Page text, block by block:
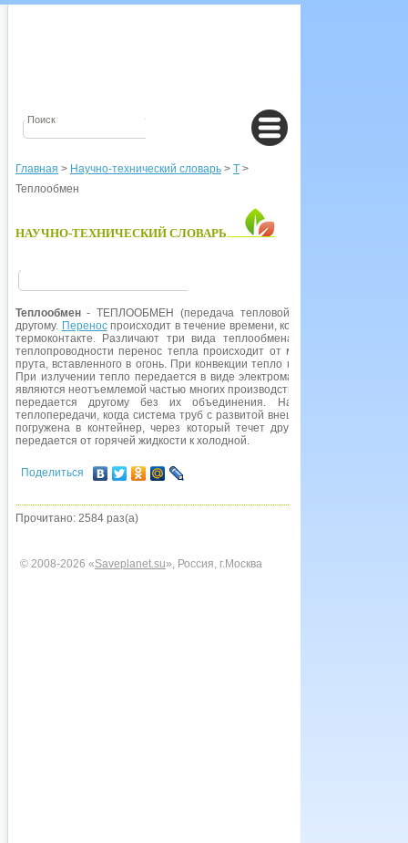
Главная > Научно-технический словарь > Т >
Теплообмен
НАУЧНО-ТЕХНИЧЕСКИЙ СЛОВАРЬ
Теплообмен - ТЕПЛООБМЕН (передача тепловой энергии), процесс
другому. Переноспроисходит в течение времени, когда два или более
термоконтакте. Различают три вида теплообмена:
теплопроводности перенос тепла происходит от молекулы к молекуле
прута, вставленного в огонь. При конвекции тепло переносится
При излучении тепло передается в виде электромагнитных волн, как
являются неотъемлемой частью многих производственных процессов,
передается другому без их объединения. Наиболее простой
теплопередачи, когда система труб с развитой внешней поверхностью
погружена в контейнер, через который течет другая, холодная
передается от горячей жидкости к холодной.
Поделиться
Прочитано: 2584 раз(а)
© 2008-2026 «Saveplanet.su», Россия, г.Москва